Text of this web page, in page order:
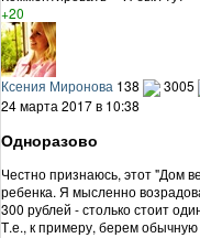
+20
Ксения Миронова 138 3005
24 марта 2017 в 10:38
Одноразово
Честно признаюсь, этот "Дом
ребенка. Я мысленно
300 рублей - столько стоит
Т.е., к примеру, берем